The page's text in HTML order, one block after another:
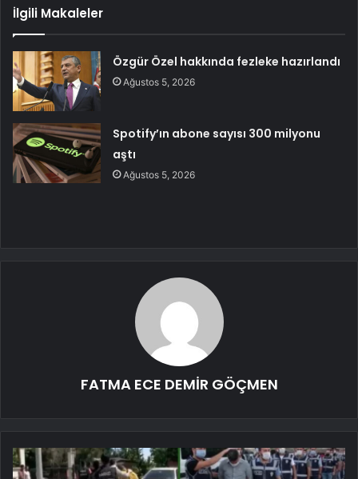
İlgili Makaleler
Özgür Özel hakkında fezleke hazırlandı
Ağustos 5, 2026
Spotify’ın abone sayısı 300 milyonu
aştı
Ağustos 5, 2026
FATMA ECE DEMİR GÖÇMEN